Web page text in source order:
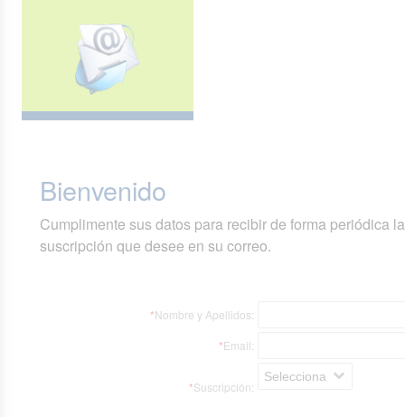
Bienvenido
Cumplimente sus datos para recibir de forma periódica
suscripción que desee en su correo.
*Nombre y Apellidos:
*Email:
*Suscripción:
Selecciona